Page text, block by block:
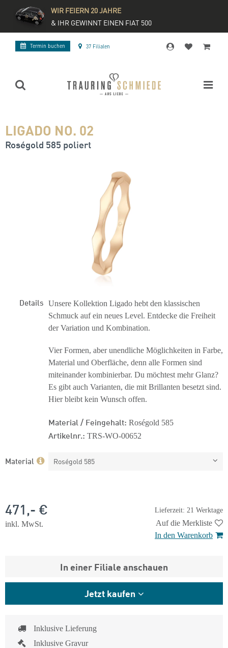
WIR FEIERN 20 JAHRE
& IHR GEWINNT EINEN FIAT 500
Termin buchen 37 Filialen
LIGADO NO. 02
Roségold 585 poliert
Details Unsere Kollektion Ligado hebt den klassischen
Schmuck auf ein neues Level. Entdecke die Freiheit
der Variation und Kombination.
Vier Formen, aber unendliche Möglichkeiten in Farbe,
Material und Oberfläche, denn alle Formen sind
miteinander kombinierbar. Du möchtest mehr Glanz?
Es gibt auch Varianten, die mit Brillanten besetzt sind.
Hier bleibt kein Wunsch offen.
Material / Feingehalt: Roségold 585
Artikelnr.: TRS-WO-00652
Material Roségold 585
Lieferzeit: 21 Werktage
471,- €
inkl. MwSt.
Auf die Merkliste
In den Warenkorb
In einer Filiale anschauen
Jetzt kaufen
Inklusive Lieferung
Inklusive Gravur